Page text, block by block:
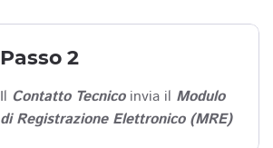
Passo 2
Il Contatto Tecnicoinvia il Modulo
di Registrazione Elettronico (MRE)